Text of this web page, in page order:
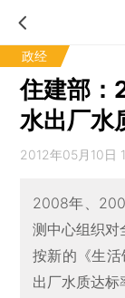
政经
住建部
水出厂水
2012年05月10日
2008年、
测中心组织对
按新的《生
出厂水质达标